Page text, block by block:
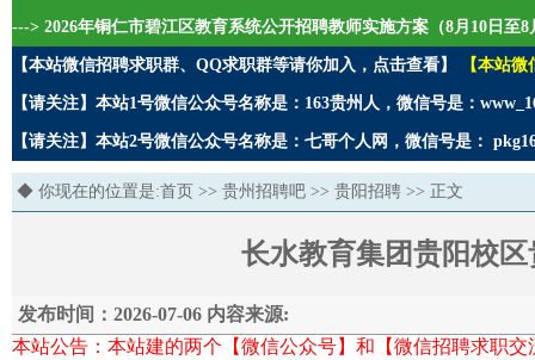
---> 2026年铜仁市碧江区教育系统公开招聘教师实施方案（8月10日至8
【本站微信招聘求职群、QQ求职群等请你加入，点击查看】 【本站
【请关注】本站1号微信公众号名称是：163贵州人，微信号是：
【请关注】本站2号微信公众号名称是：七哥个人网，微信号是：
◆ 你现在的位置是:首页 >> 贵州招聘吧 >> 贵阳招聘 >> 正文
长水教育集团贵阳校
发布时间：2026-07-06 内容来源:
本站公告：本站建的两个【微信公众号】和【微信招聘求职